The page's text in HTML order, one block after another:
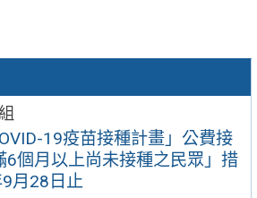
19疫苗接種計畫」公費接
6個月以上尚未接種之民眾」措
月28日止